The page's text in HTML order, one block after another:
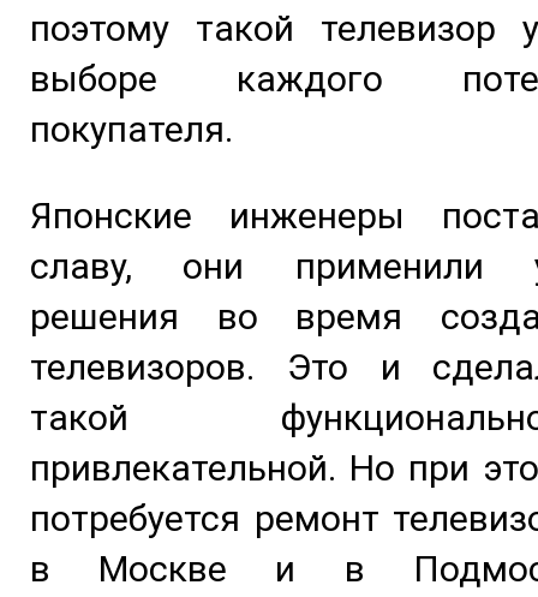
поэтому такой телевизор
выборе каждого
покупателя.
Японские инженеры
славу, они применили
решения во время
телевизоров. Это и
такой
привлекательной. Но при
потребуется ремонт
в Москве и в